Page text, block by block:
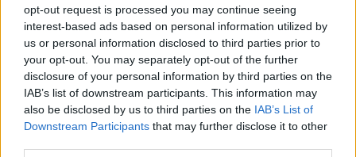
opt-out request is processed you may continue seeing
interest-based ads based on personal information utilized by
us or personal information disclosed to third parties prior to
your opt-out. You may separately opt-out of the further
disclosure of your personal information by third parties on the
IAB’s list of downstream participants. This information may
also be disclosed by us to third parties on the IAB’s List of
Downstream Participants that may further disclose it to other
VIIHDEUUTISET
IIro Rantala kruunasi Eppu
Normaalin jäähyväiset – ylilyönti
kuitenkin tyrmistytti